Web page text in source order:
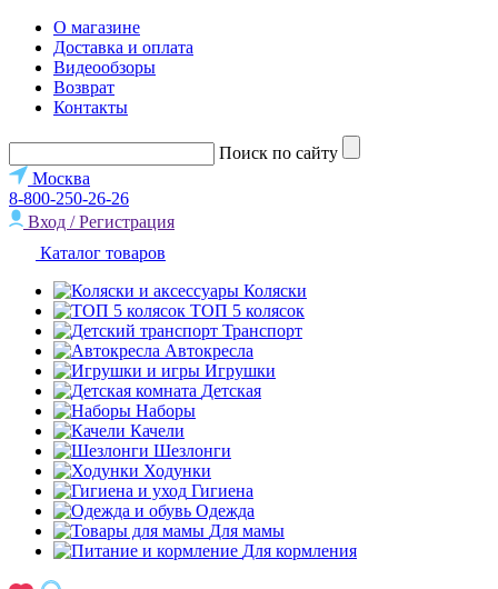
О магазине
Доставка и оплата
Видеообзоры
Возврат
Контакты
Поиск по сайту
Москва
8-800-250-26-26
Вход / Регистрация
Каталог товаров
Коляски
ТОП 5 колясок
Транспорт
Автокресла
Игрушки
Детская
Наборы
Качели
Шезлонги
Ходунки
Гигиена
Одежда
Для мамы
Для кормления